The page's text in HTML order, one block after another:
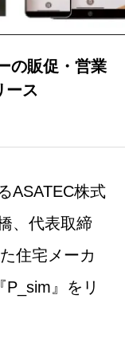
の販促・営業
ース
ASATEC株式
、代表取締
住宅メーカ
』をリ